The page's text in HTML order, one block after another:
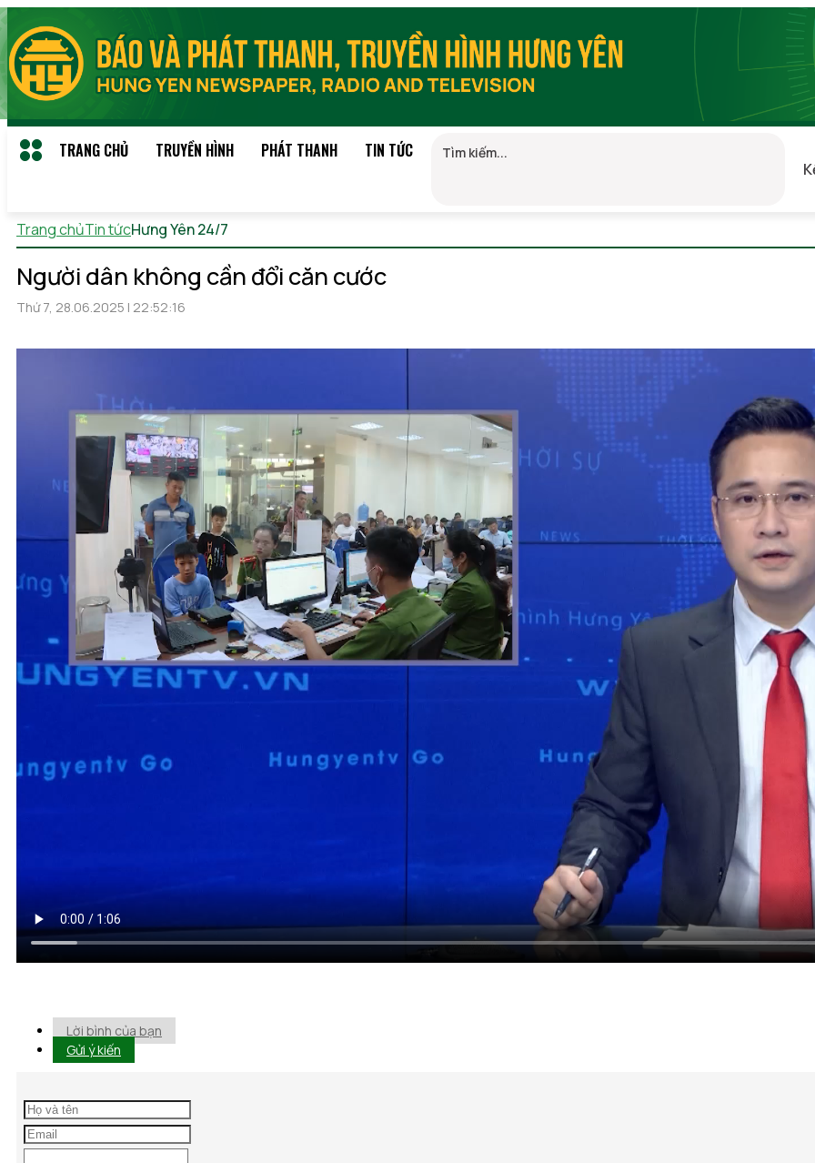
TRANG CHỦ TRUYỀN HÌNH PHÁT THANH TIN TỨC
Trang chủTin tứcHưng Yên 24/7
Người dân không cần đổi căn cước
Thứ 7, 28.06.2025 | 22:52:16
Lời bình của bạn
Gửi ý kiến